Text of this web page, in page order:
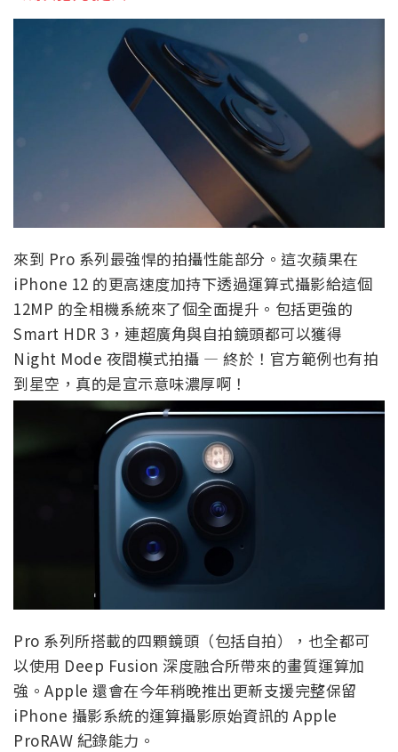
來到 Pro 系列最強悍的拍攝性能部分。這次蘋果在
iPhone 12 的更高速度加持下透過運算式攝影給這個
12MP 的全相機系統來了個全面提升。包括更強的
Smart HDR 3，連超廣角與自拍鏡頭都可以獲得
Night Mode 夜間模式拍攝 — 終於！官方範例也有拍
到星空，真的是宣示意味濃厚啊！
Pro 系列所搭載的四顆鏡頭（包括自拍），也全都可
以使用 Deep Fusion 深度融合所帶來的畫質運算加
強。Apple 還會在今年稍晚推出更新支援完整保留
iPhone 攝影系統的運算攝影原始資訊的 Apple
ProRAW 紀錄能力。